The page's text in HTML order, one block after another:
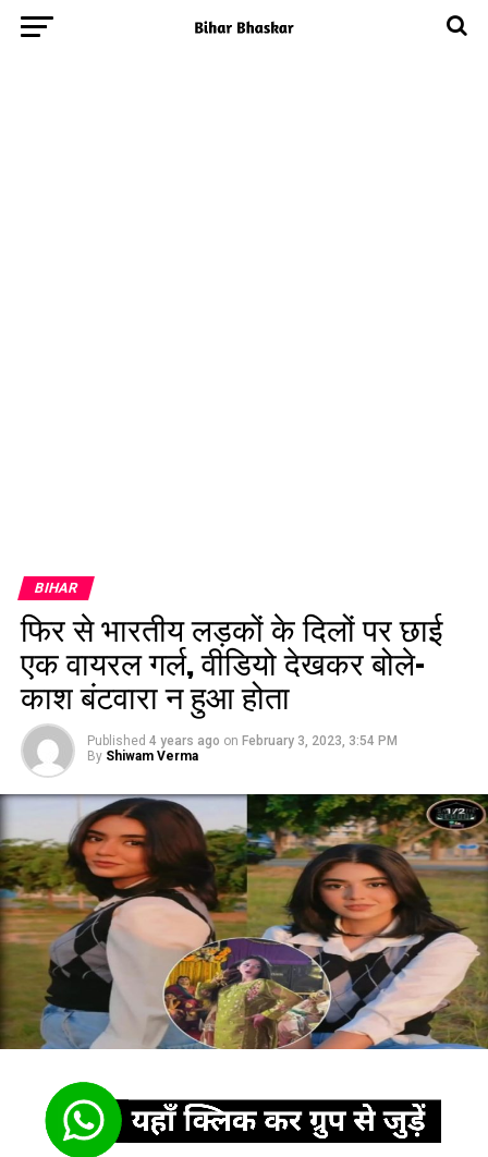
BIHAR
फिर से भारतीय लड़कों के दिलों पर छाई
एक वायरल गर्ल, वीडियो देखकर बोले-
काश बंटवारा न हुआ होता
Published 4 years ago on February 3, 2023, 3:54 PM
By Shiwam Verma